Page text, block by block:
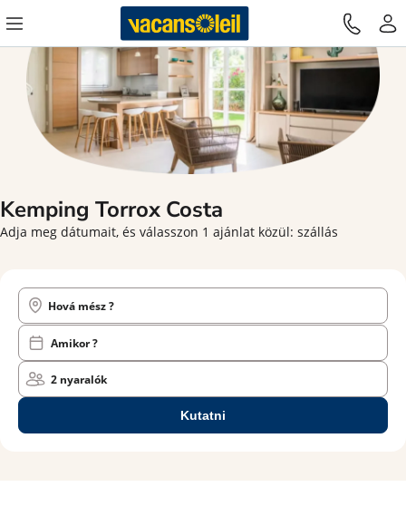
Kemping Torrox Costa
Adja meg dátumait, és válasszon 1 ajánlat közül: szállás
Hová mész ?
Amikor ?
2 nyaralók
Kutatni